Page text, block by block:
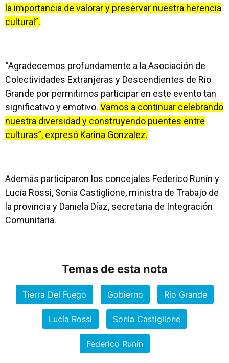
la importancia de valorar y preservar nuestra herencia
cultural”.
“Agradecemos profundamente a la Asociación de
Colectividades Extranjeras y Descendientes de Río
Grande por permitirnos participar en este evento tan
significativo y emotivo. Vamos a continuar celebrando
nuestra diversidad y construyendo puentes entre
culturas”, expresó Karina Gonzalez.
Además participaron los concejales Federico Runín y
Lucía Rossi, Sonia Castiglione, ministra de Trabajo de
la provincia y Daniela Díaz, secretaria de Integración
Comunitaria.
Temas de esta nota
Tierra Del Fuego Gobierno Río Grande
Lucía Rossi Sonia Castiglione
Federico Runín